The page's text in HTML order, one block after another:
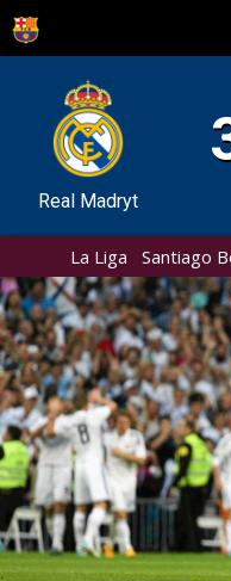
Real Madryt
La Liga Santiago